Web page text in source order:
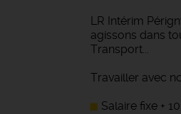
LR Intérim
agissons dans
Transport...
Travailler avec
Salaire fixe +